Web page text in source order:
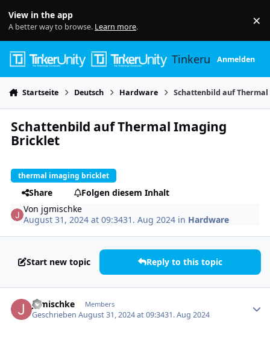
View in the app
A better way to browse. Learn more. ×
TinkerunityAnmelden
Startseite Deutsch Hardware Schattenbild auf
Schattenbild auf Thermal Imaging
Bricklet
thermal imaging bricklet
Share
Folgen diesem Inhalt
Von jgmischke
August 31, 2024 at 09:3431. Aug 2024 in Hardware
Start new topic Reply to this topic
jgmischke Members
GeschriebenAugust 31, 2024 at 09:3431. Aug 2024